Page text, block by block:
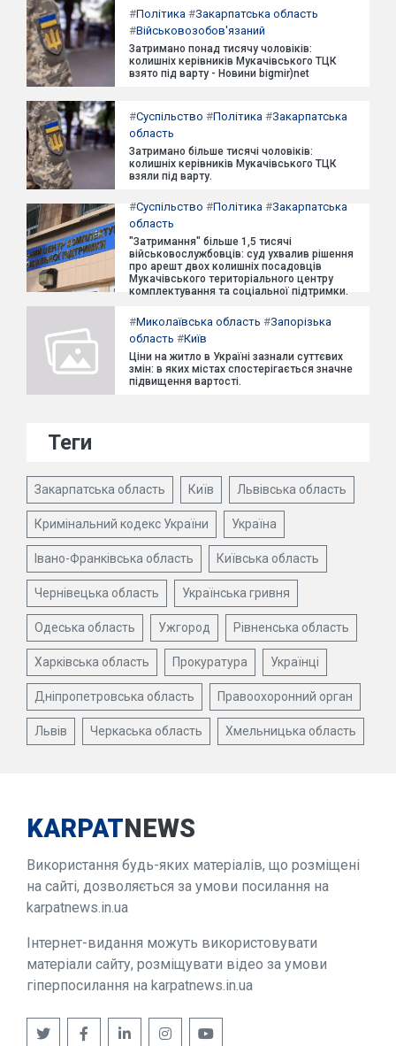
#Політика #Закарпатська область
#Військовозобов'язаний
Затримано понад тисячу чоловіків:
колишніх керівників Мукачівського ТЦК
взято під варту - Новини bigmir)net
#Суспільство #Політика #Закарпатська
область
Затримано більше тисячі чоловіків:
колишніх керівників Мукачівського ТЦК
взяли під варту.
#Суспільство #Політика #Закарпатська
область
"Затримання" більше 1,5 тисячі
військовослужбовців: суд ухвалив рішення
про арешт двох колишніх посадовців
Мукачівського територіального центру
комплектування та соціальної підтримки.
#Миколаївська область #Запорізька
область #Київ
Ціни на житло в Україні зазнали суттєвих
змін: в яких містах спостерігається значне
підвищення вартості.
Теги
Закарпатська область Київ Львівська область
Кримінальний кодекс України Україна
Івано-Франківська область Київська область
Чернівецька область Українська гривня
Одеська область Ужгород Рівненська область
Харківська область Прокуратура Українці
Дніпропетровська область Правоохоронний орган
Львів Черкаська область Хмельницька область
KARPATNEWS
Використання будь-яких матеріалів, що розміщені
на сайті, дозволяється за умови посилання на
karpatnews.in.ua
Інтернет-видання можуть використовувати
матеріали сайту, розміщувати відео за умови
гіперпосилання на karpatnews.in.ua